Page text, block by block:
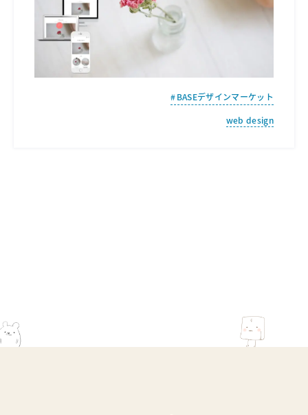
BASEデザインマーケット
web design